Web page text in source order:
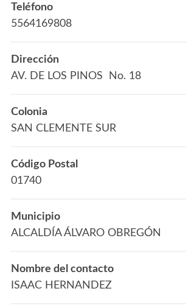
Teléfono
5564169808
Dirección
AV. DE LOS PINOS No. 18
Colonia
SAN CLEMENTE SUR
Código Postal
01740
Municipio
ALCALDÍA ÁLVARO OBREGÓN
Nombre del contacto
ISAAC HERNANDEZ